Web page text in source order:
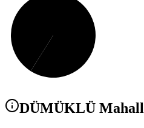
DÜMÜKLÜ